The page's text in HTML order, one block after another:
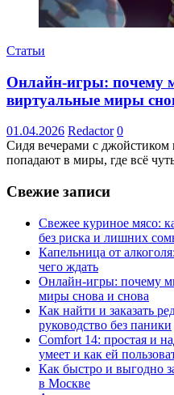
Статьи
Онлайн-игры: почему
виртуальные миры
01.04.2026 Redactor 0
Сидя вечерами с
попадают в миры, где всё
Свежие записи
Свежее куриное мясо:
без риска и лишних
Капельница от
чего ждать
Онлайн-игры: почему
миры снова и снова
Как найти и заказать
руководство без паники
Comfort 14: простая и
умеет и как ей
Как быстро и выгодно
в Москве